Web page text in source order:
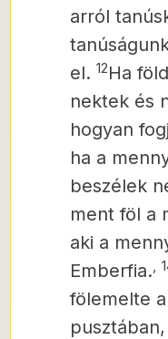
arról
el. 12Ha
nektek és
hogyan
ha a
beszélek
ment föl a
aki a
Emberfia.
fölemelte